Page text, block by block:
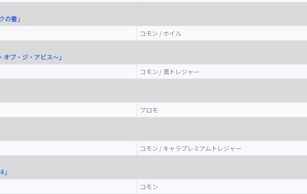
の書」
コモン / ホイル
ブ・ジ・アビス～」
コモン / 黒トレジャー
プロモ
コモン / キャラプレミアムトレジャー
コモン